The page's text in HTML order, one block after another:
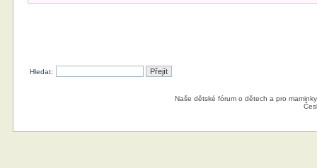
Hledat:
Naše dětské fórum o dětech a pro